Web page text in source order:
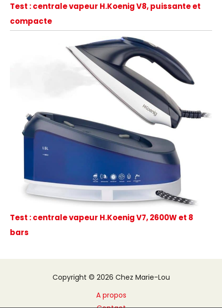
Test : centrale vapeur H.Koenig V8, puissante et
compacte
Test : centrale vapeur H.Koenig V7, 2600W et 8
bars
Copyright © 2026 Chez Marie-Lou
A propos